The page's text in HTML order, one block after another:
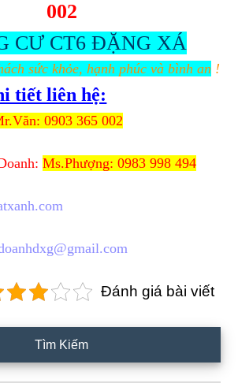
002
CƯ CT6 ĐẶNG XÁ
sức khỏe, hạnh phúc và bình an !
tiết liên hệ:
0903 365 002
Ms.Phượng: 0983 998 494
Đánh giá bài viết
Tìm Kiếm